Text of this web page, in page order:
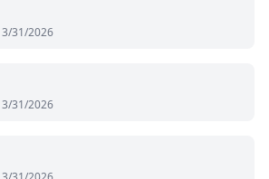
3/31/2026
3/31/2026